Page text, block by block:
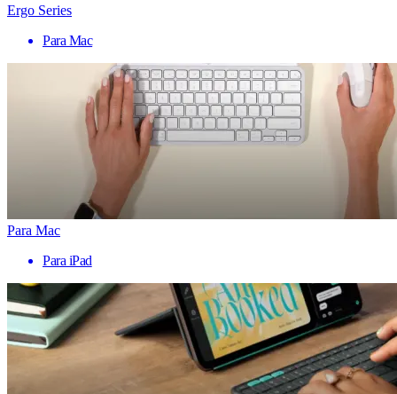
Ergo Series
Para Mac
Para Mac
Para iPad